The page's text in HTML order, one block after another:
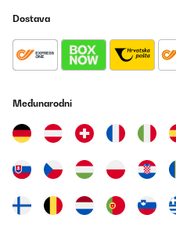
Dostava
Međunarodni